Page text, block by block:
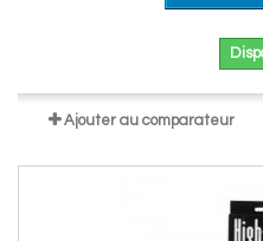
Ajouter au comparateur